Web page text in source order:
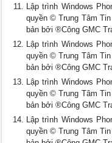
Lập trình Windows
quyền © Trung Tâm
bản bởi ®Công GMC
Lập trình Windows
quyền © Trung Tâm
bản bởi ®Công GMC
Lập trình Windows
quyền © Trung Tâm
bản bởi ®Công GMC
Lập trình Windows
quyền © Trung Tâm